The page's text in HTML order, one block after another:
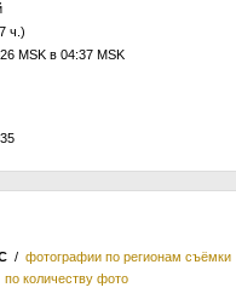
ч.)
MSK в 04:37 MSK
/ фотографии по регионам съёмки
по количеству фото